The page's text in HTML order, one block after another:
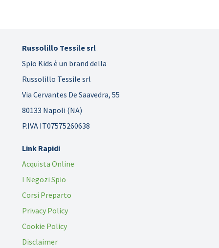
Russolillo Tessile srl
Spio Kids è un brand della
Russolillo Tessile srl
Via Cervantes De Saavedra, 55
80133 Napoli (NA)
P.IVA IT07575260638
Link Rapidi
Acquista Online
I Negozi Spio
Corsi Preparto
Privacy Policy
Cookie Policy
Disclaimer